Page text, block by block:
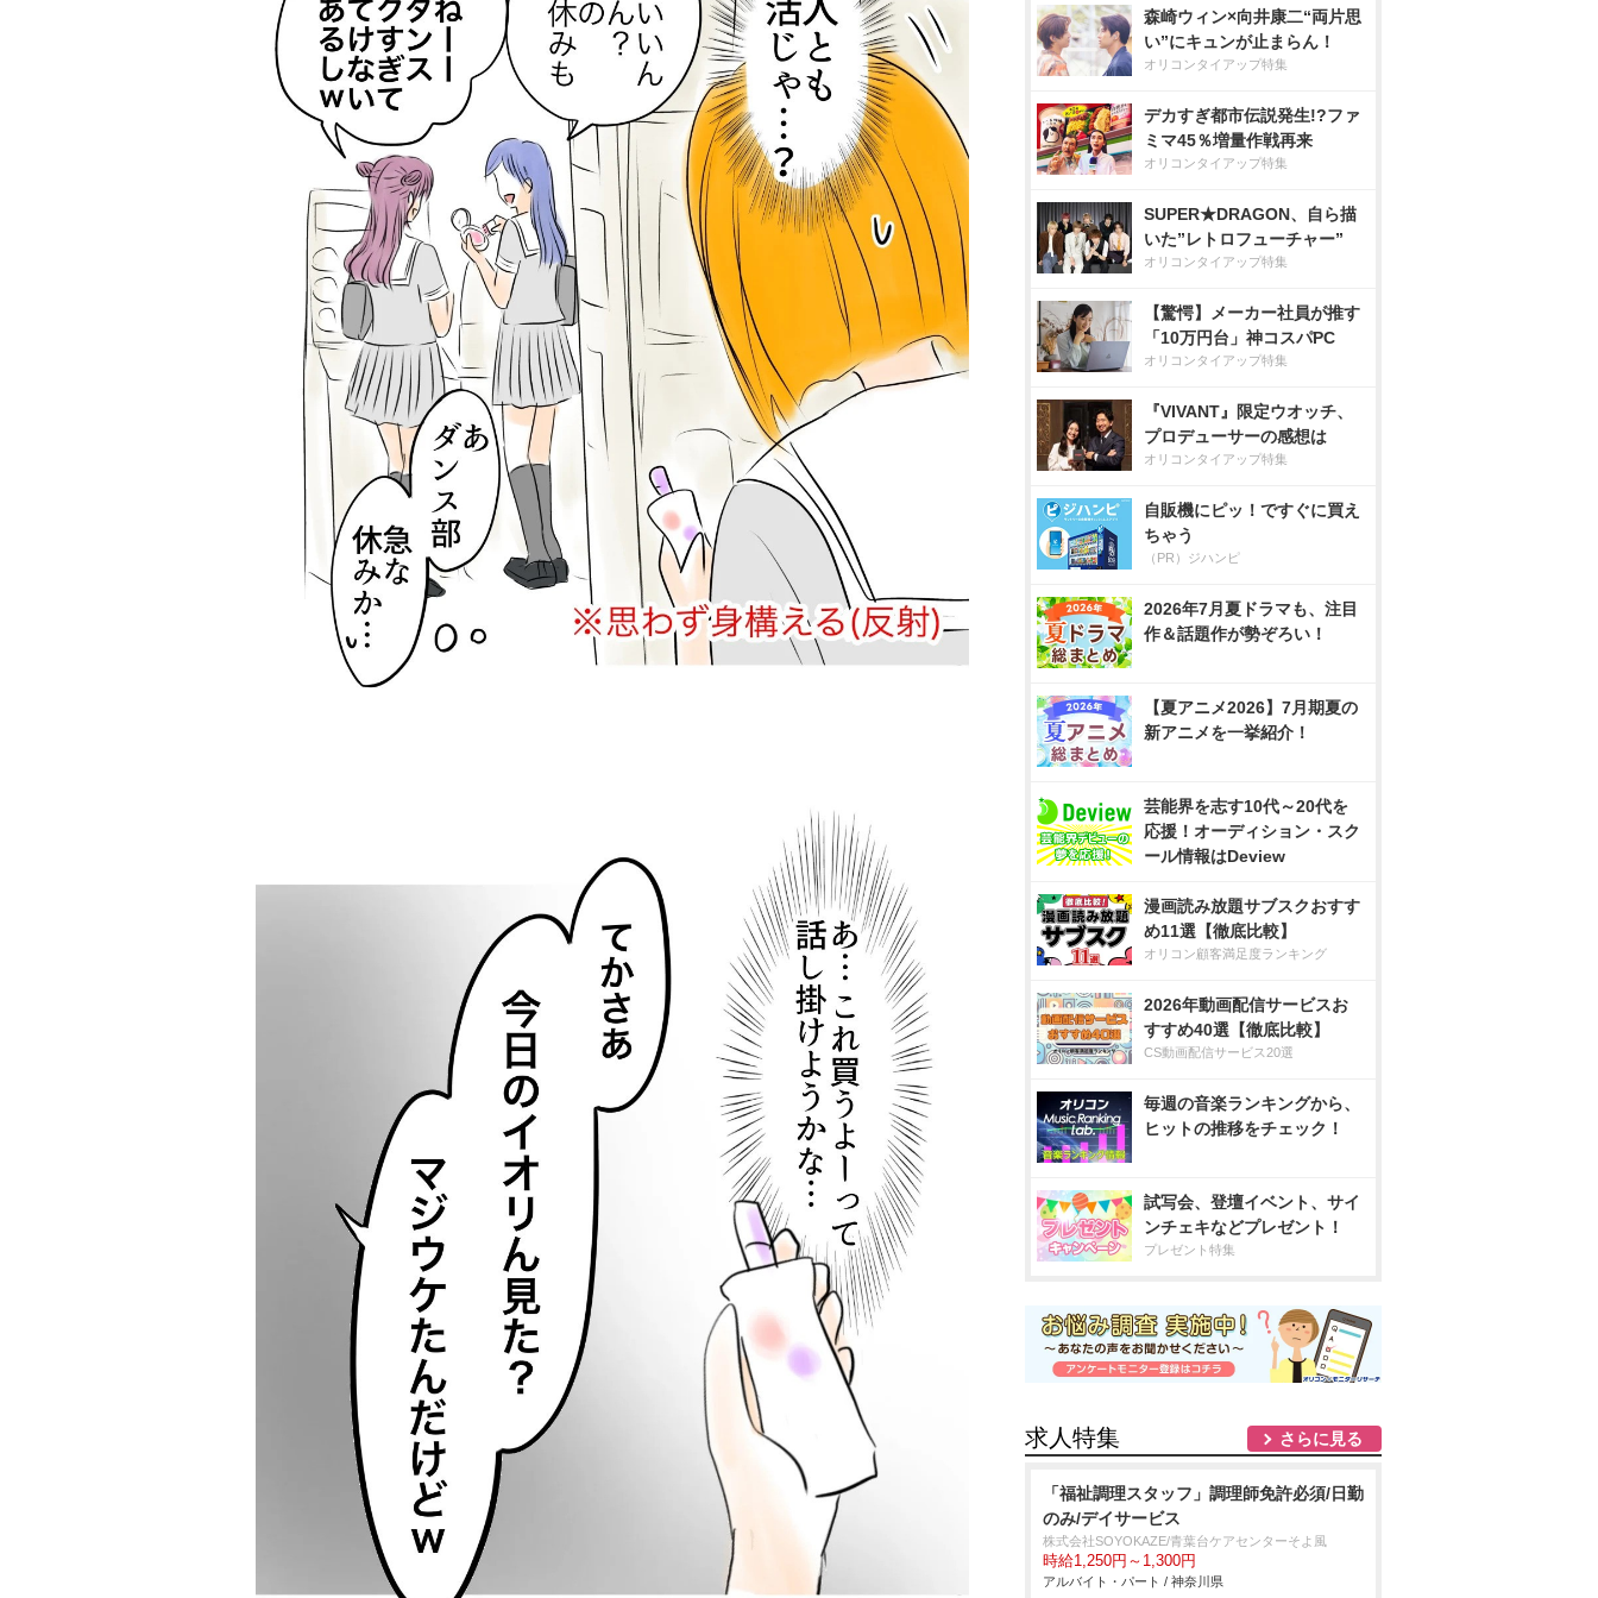
森崎ウィン×向井康二“両片思
い”にキュンが止まらん！
オリコンタイアップ特集
デカすぎ都市伝説発生!?ファ
ミマ45％増量作戦再来
オリコンタイアップ特集
SUPER★DRAGON、自ら描
いた”レトロフューチャー”
オリコンタイアップ特集
【驚愕】メーカー社員が推す
「10万円台」神コスパPC
オリコンタイアップ特集
『VIVANT』限定ウオッチ、
プロデューサーの感想は
オリコンタイアップ特集
自販機にピッ！ですぐに買え
ちゃう
（PR）ジハンピ
2026年7月夏ドラマも、注目
作＆話題作が勢ぞろい！
【夏アニメ2026】7月期夏の
新アニメを一挙紹介！
芸能界を志す10代～20代を
応援！オーディション・スク
ール情報はDeview
漫画読み放題サブスクおすす
め11選【徹底比較】
オリコン顧客満足度ランキング
2026年動画配信サービスお
すすめ40選【徹底比較】
CS動画配信サービス20選
毎週の音楽ランキングから、
ヒットの推移をチェック！
試写会、登壇イベント、サイ
ンチェキなどプレゼント！
プレゼント特集
求人特集 さらに見る
「福祉調理スタッフ」調理師免許必須/日勤
のみ/デイサービス
株式会社SOYOKAZE/青葉台ケアセンターそよ風
時給1,250円～1,300円
アルバイト・パート / 神奈川県